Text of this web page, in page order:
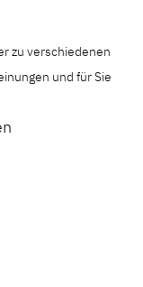
zu verschiedenen
und für Sie